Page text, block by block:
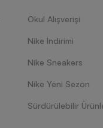
Okul Alışverişi
Nike İndirimi
Nike Sneakers
Nike Yeni Sezon
Sürdürülebilir